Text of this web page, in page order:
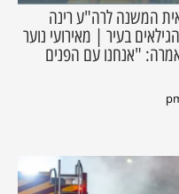
המשנה לרה"ע רינה
בעיר | מאירועי נוער
אמרה: "אנחנו עם הפנים